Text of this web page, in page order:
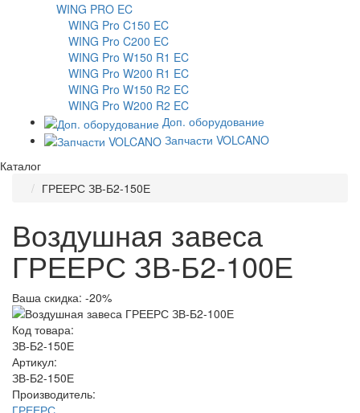
WING PRO EC
WING Pro C150 EC
WING Pro C200 EC
WING Pro W150 R1 EC
WING Pro W200 R1 EC
WING Pro W150 R2 EC
WING Pro W200 R2 EC
Доп. оборудование
Запчасти VOLCANO
Каталог
ГРЕЕРС ЗВ-Б2-150Е
Воздушная завеса
ГРЕЕРС ЗВ-Б2-100Е
Ваша скидка: -20%
Код товара:
ЗВ-Б2-150Е
Артикул:
ЗВ-Б2-150Е
Производитель:
ГРЕЕРС